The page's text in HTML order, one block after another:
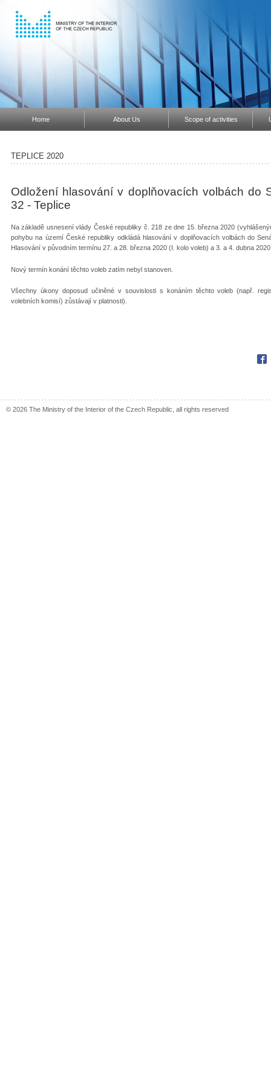
Home About Us Scope of activities
TEPLICE 2020
Odložení hlasování v doplňovacích volbách do
32 - Teplice
Na základě usnesení vlády České republiky č. 218 ze dne 15. března 2020
pohybu na území České republiky odkládá hlasování v doplňovacích volbách do
Hlasování v původním termínu 27. a 28. března 2020 (I. kolo voleb) a 3. a 4. dubna
Nový termín konání těchto voleb zatím nebyl stanoven.
Všechny úkony doposud učiněné v souvislosti s konáním těchto voleb (např.
volebních komisí) zůstávají v platnosti).
© 2026 The Ministry of the Interior of the Czech Republic, all rights reserved